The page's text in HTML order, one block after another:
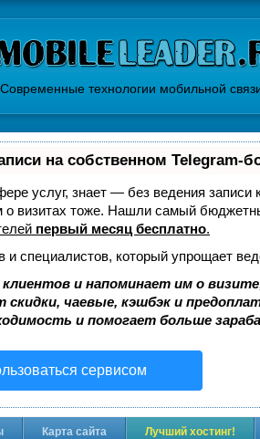
Современные технологии мобильной
на собственном Telegram-
услуг, знает — без ведения
о визитах тоже. Нашли самый
первый месяц бесплатно.
и специалистов, который упрощает
и напоминает им о
скидки, чаевые, кэшбэк и
и помогает больше
сервисом
Карта сайта Лучший хостинг!